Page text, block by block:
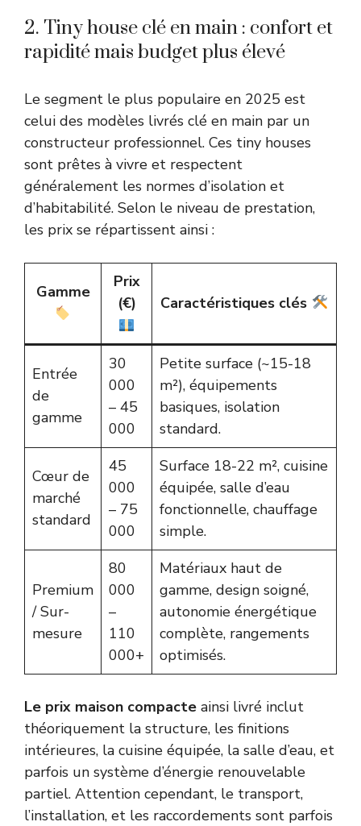
2. Tiny house clé en main : confort et
rapidité mais budget plus élevé
Le segment le plus populaire en 2025 est
celui des modèles livrés clé en main par un
constructeur professionnel. Ces tiny houses
sont prêtes à vivre et respectent
généralement les normes d’isolation et
d’habitabilité. Selon le niveau de prestation,
les prix se répartissent ainsi :
Gamme
Prix
(€)
Caractéristiques clés
Entrée
de
gamme
30
000
– 45
000
Petite surface (~15-18
m²), équipements
basiques, isolation
standard.
Cœur de
marché
standard
45
000
– 75
000
Surface 18-22 m², cuisine
équipée, salle d’eau
fonctionnelle, chauffage
simple.
Premium
/ Sur-
mesure
80
000
–
110
000+
Matériaux haut de
gamme, design soigné,
autonomie énergétique
complète, rangements
optimisés.
Le prix maison compacte ainsi livré inclut
théoriquement la structure, les finitions
intérieures, la cuisine équipée, la salle d’eau, et
parfois un système d’énergie renouvelable
partiel. Attention cependant, le transport,
l’installation, et les raccordements sont parfois